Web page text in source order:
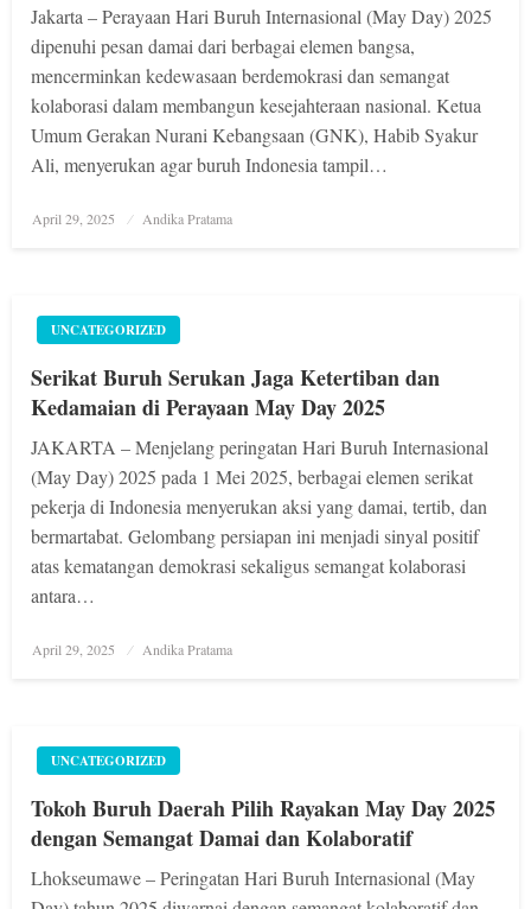
Jakarta – Perayaan Hari Buruh Internasional (May Day) 2025
dipenuhi pesan damai dari berbagai elemen bangsa,
mencerminkan kedewasaan berdemokrasi dan semangat
kolaborasi dalam membangun kesejahteraan nasional. Ketua
Umum Gerakan Nurani Kebangsaan (GNK), Habib Syakur
Ali, menyerukan agar buruh Indonesia tampil…
Posted
April 29, 2025 Andika Pratama
UNCATEGORIZED
Serikat Buruh Serukan Jaga Ketertiban dan
Kedamaian di Perayaan May Day 2025
JAKARTA – Menjelang peringatan Hari Buruh Internasional
(May Day) 2025 pada 1 Mei 2025, berbagai elemen serikat
pekerja di Indonesia menyerukan aksi yang damai, tertib, dan
bermartabat. Gelombang persiapan ini menjadi sinyal positif
atas kematangan demokrasi sekaligus semangat kolaborasi
antara…
Posted
April 29, 2025 Andika Pratama
UNCATEGORIZED
Tokoh Buruh Daerah Pilih Rayakan May Day 2025
dengan Semangat Damai dan Kolaboratif
Lhokseumawe – Peringatan Hari Buruh Internasional (May